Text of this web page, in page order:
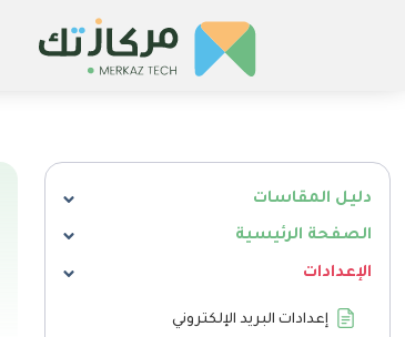
دليل المقاسات
الصفحة الرئيسية
الإعدادات
إعدادات البريد الإلكتروني